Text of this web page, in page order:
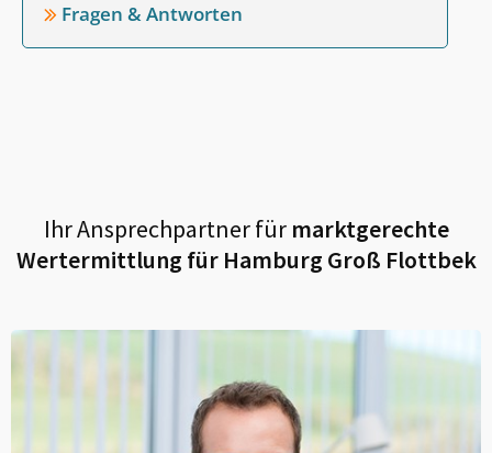
Fragen & Antworten
Ihr Ansprechpartner fürmarktgerechte
Wertermittlung für Hamburg Groß Flottbek